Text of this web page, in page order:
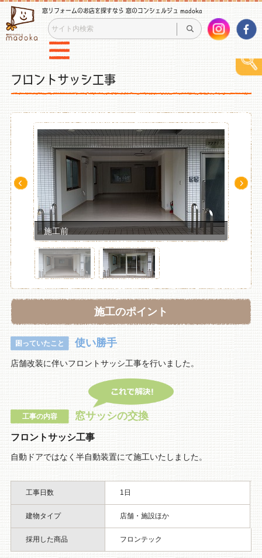
窓リフォームのお店を探すなら 窓のコンシェルジュ madoka
フロントサッシ工事
施工前
施工のポイント
困っていたこと 使い勝手
店舗改装に伴いフロントサッシ工事を行いました。
工事の内容 窓サッシの交換
フロントサッシ工事
自動ドアではなく半自動装置にて施工いたしました。
工事日数 1日
建物タイプ 店舗・施設ほか
採用した商品 フロンテック